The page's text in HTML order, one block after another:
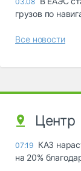
грузов по
Все новости
Центр
07:19 КАЗ
на 20%